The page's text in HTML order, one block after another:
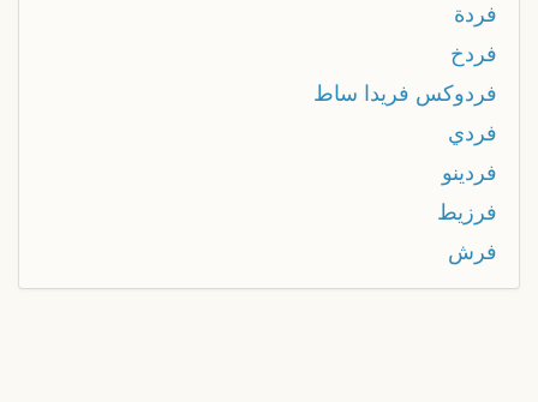
فردة
فردخ
فردوكس فريدا ساط
فردي
فردينو
فرزيط
فرش